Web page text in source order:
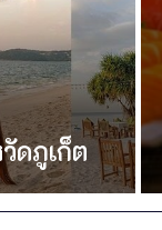
ดภูเก็ต